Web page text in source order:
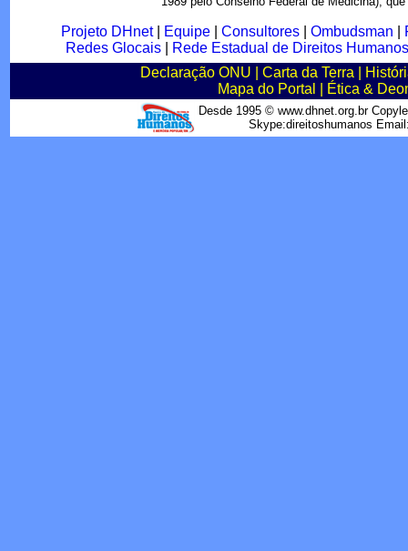
Projeto DHnet| Equipe| Consultores| Ombudsman
Redes Glocais|
Rede Estadual de Direitos
Declaração ONU
Carta da Terra
Mapa do Portal
Ética &
Desde 1995 © www.dhnet.org.br
Skype:direitoshumanos